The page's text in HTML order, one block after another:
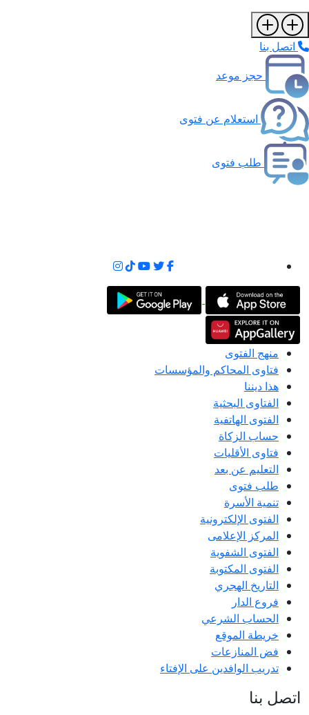
اتصل بنا
حجز موعد
استعلام عن فتوى
طلب فتوى
منهج الفتوى
فتاوى المحاكم والمؤسسات
هذا ديننا
الفتاوى البحثية
الفتوى الهاتفية
حساب الزكاة
فتاوى الأقليات
التعليم عن بعد
طلب فتوى
تنمية الأسرة
الفتوى الإلكترونية
المركز الإعلامى
الفتوى الشفوية
الفتوى المكتوبة
التاريخ الهجري
فروع الدار
الحساب الشرعي
خريطة الموقع
فض المنازعات
تدريب الوافدين على الإفتاء
اتصل بنا